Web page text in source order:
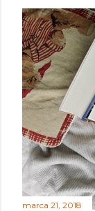
marca 21, 2018